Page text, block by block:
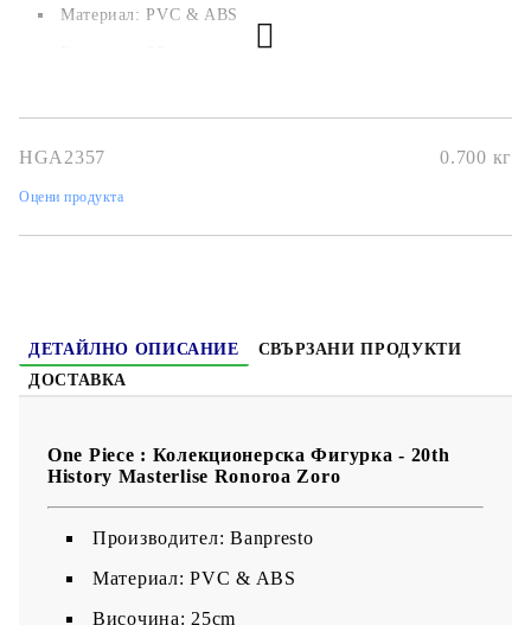
Maтериал: PVC & ABS
HGA2357 0.700 кг
Оцени продукта
ДЕТАЙЛНО ОПИСАНИЕ
СВЪРЗАНИ ПРОДУКТИ
ДОСТАВКА
One Piece : Колекционерска Фигурка - 20th
History Masterlise Ronoroa Zoro
Производител: Banpresto
Maтериал: PVC & ABS
Височина: 25cm